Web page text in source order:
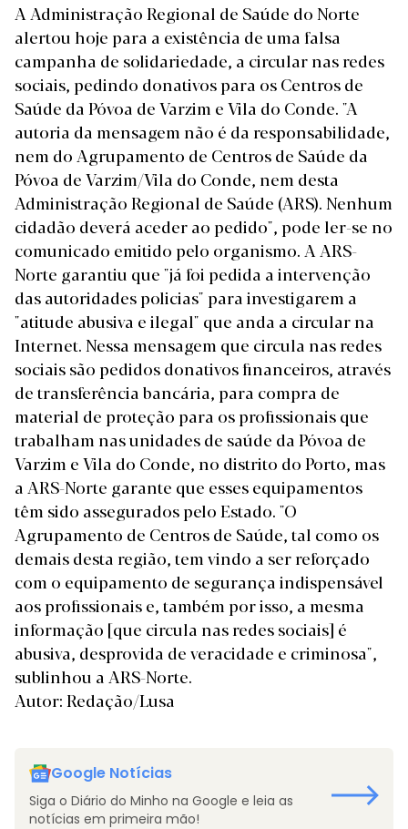
A Administração Regional de Saúde do Norte
alertou hoje para a existência de uma falsa
campanha de solidariedade, a circular nas redes
sociais, pedindo donativos para os Centros de
Saúde da Póvoa de Varzim e Vila do Conde. "A
autoria da mensagem não é da responsabilidade,
nem do Agrupamento de Centros de Saúde da
Póvoa de Varzim/Vila do Conde, nem desta
Administração Regional de Saúde (ARS). Nenhum
cidadão deverá aceder ao pedido", pode ler-se no
comunicado emitido pelo organismo. A ARS-
Norte garantiu que "já foi pedida a intervenção
das autoridades policias" para investigarem a
"atitude abusiva e ilegal" que anda a circular na
Internet. Nessa mensagem que circula nas redes
sociais são pedidos donativos financeiros, através
de transferência bancária, para compra de
material de proteção para os profissionais que
trabalham nas unidades de saúde da Póvoa de
Varzim e Vila do Conde, no distrito do Porto, mas
a ARS-Norte garante que esses equipamentos
têm sido assegurados pelo Estado. "O
Agrupamento de Centros de Saúde, tal como os
demais desta região, tem vindo a ser reforçado
com o equipamento de segurança indispensável
aos profissionais e, também por isso, a mesma
informação [que circula nas redes sociais] é
abusiva, desprovida de veracidade e criminosa",
sublinhou a ARS-Norte.
Autor: Redação/Lusa
Google Notícias
Siga o Diário do Minho na Google e leia as
notícias em primeira mão!